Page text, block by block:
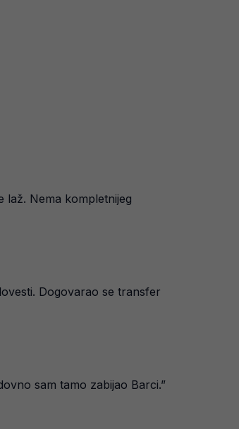
laž. Nema kompletnijeg
Dogovarao se transfer
sam tamo zabijao Barci.”